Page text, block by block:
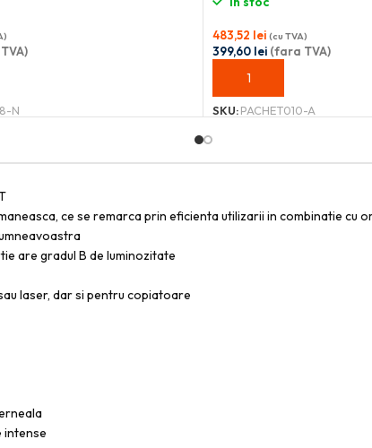
N
483,52 lei (cu TVA)
399,60 lei (fara TVA)
ADAUGĂ ÎN COȘ
SKU:PACHET010-A
ce se remarca prin eficienta utilizarii in combinatie cu
are gradul B de luminozitate
laser, dar si pentru copiatoare
intense